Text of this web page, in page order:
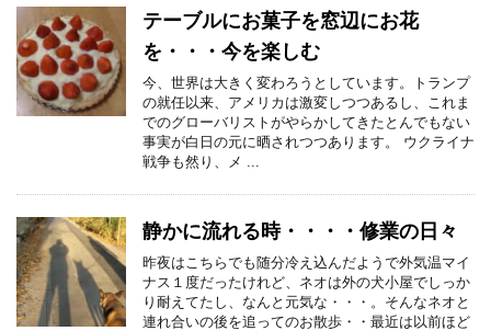
テーブルにお菓子を窓辺にお花
を・・・今を楽しむ
今、世界は大きく変わろうとしています。トランプ
の就任以来、アメリカは激変しつつあるし、これま
でのグローバリストがやらかしてきたとんでもない
事実が白日の元に晒されつつあります。 ウクライナ
戦争も然り、メ ...
静かに流れる時・・・・修業の日々
昨夜はこちらでも随分冷え込んだようで外気温マイ
ナス１度だったけれど、ネオは外の犬小屋でしっか
り耐えてたし、なんと元気な・・・。そんなネオと
連れ合いの後を追ってのお散歩・・最近は以前ほど